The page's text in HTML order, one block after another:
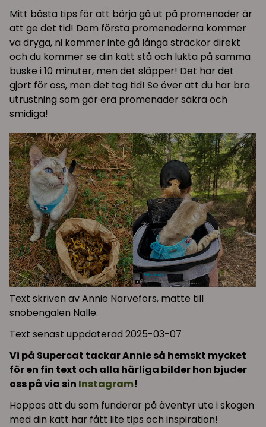
Mitt bästa tips för att börja gå ut på promenader är
att ge det tid! Dom första promenaderna kommer
va dryga, ni kommer inte gå långa sträckor direkt
och du kommer se din katt stå och lukta på samma
buske i 10 minuter, men det släpper! Det har det
gjort för oss, men det tog tid! Se över att du har bra
utrustning som gör era promenader säkra och
smidiga!
Text skriven av Annie Narvefors, matte till
snöbengalen Nalle.
Text senast uppdaterad 2025-03-07
Vi på Supercat tackar Annie så hemskt mycket
för en fin text och alla härliga bilder hon bjuder
oss på via sin Instagram!
Hoppas att du som funderar på äventyr ute i skogen
med din katt har fått lite tips och inspiration!